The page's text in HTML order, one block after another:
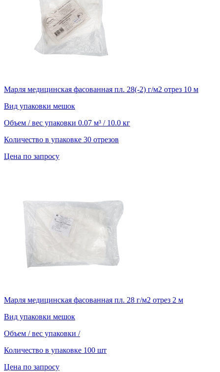
Марля медицинская фасованная пл. 28(-2) г/м2 отрез 10 м
Вид упаковки мешок
Объем / вес упаковки 0.07 м³ / 10.0 кг
Количество в упаковке 30 отрезов
Цена по запросу
Марля медицинская фасованная пл. 28 г/м2 отрез 2 м
Вид упаковки мешок
Объем / вес упаковки /
Количество в упаковке 100 шт
Цена по запросу